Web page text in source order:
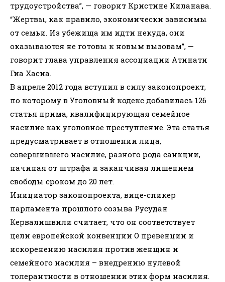
трудоустройства”, — говорит Кристине Киланава.
“Жертвы, как правило, экономически зависимы
от семьи. Из убежища им идти некуда, они
оказываются не готовы к новым вызовам”, —
говорит глава управления ассоциации Атинати
Гиа Хасиа.
В апреле 2012 года вступил в силу законопроект,
по которому в Уголовный кодекс добавилась 126
статья прима, квалифицирующая семейное
насилие как уголовное преступление. Эта статья
предусматривает в отношении лица,
совершившего насилие, разного рода санкции,
начиная от штрафа и заканчивая лишением
свободы сроком до 20 лет.
Инициатор законопроекта, вице-спикер
парламента прошлого созыва Русудан
Кервалишвили считает, что он соответствует
цели европейской конвенции О превенции и
искоренению насилия против женщин и
семейного насилия – внедрению нулевой
толерантности в отношении этих форм насилия.